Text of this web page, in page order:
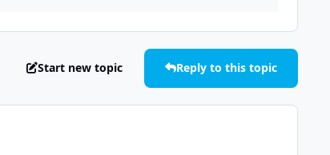
Start new topic Reply to this topic